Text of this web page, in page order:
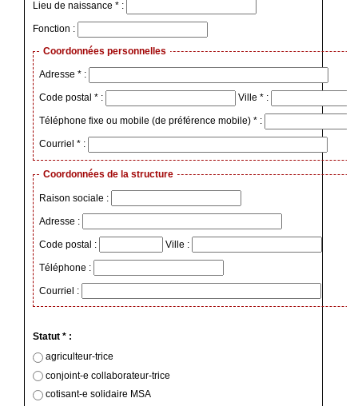
Lieu de naissance * :
Fonction :
Coordonnées personnelles
Adresse * :
Code postal * : Ville * :
Téléphone fixe ou mobile (de préférence mobile) * :
Courriel * :
Coordonnées de la structure
Raison sociale :
Adresse :
Code postal : Ville :
Téléphone :
Courriel :
Statut * :
agriculteur-trice
conjoint-e collaborateur-trice
cotisant-e solidaire MSA